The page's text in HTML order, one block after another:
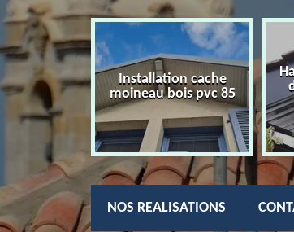
Installation cache
moineau bois pvc 85
NOS REALISATIONS